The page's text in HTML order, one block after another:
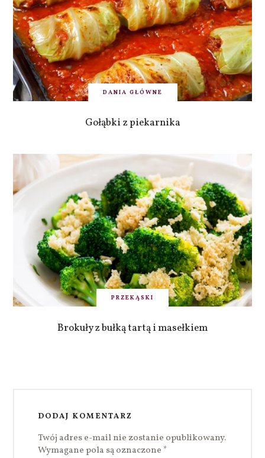
DANIA GŁÓWNE
Gołąbki z piekarnika
PRZEKĄSKI
Brokuły z bułką tartą i masełkiem
DODAJ KOMENTARZ
Twój adres e-mail nie zostanie opublikowany.
Wymagane pola są oznaczone *